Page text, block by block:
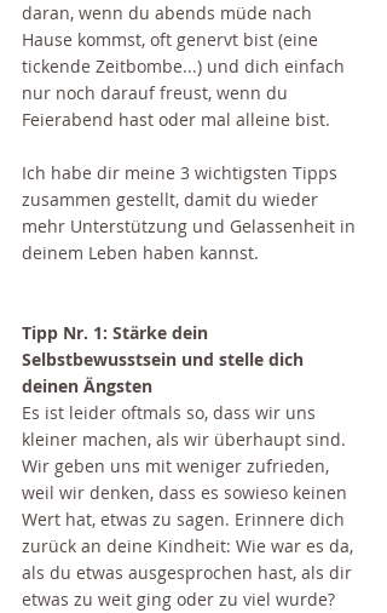
daran, wenn du abends müde nach
Hause kommst, oft genervt bist (eine
tickende Zeitbombe...) und dich einfach
nur noch darauf freust, wenn du
Feierabend hast oder mal alleine bist.
Ich habe dir meine 3 wichtigsten Tipps
zusammen gestellt, damit du wieder
mehr Unterstützung und Gelassenheit in
deinem Leben haben kannst.
Tipp Nr. 1: Stärke dein
Selbstbewusstsein und stelle dich
deinen Ängsten
Es ist leider oftmals so, dass wir uns
kleiner machen, als wir überhaupt sind.
Wir geben uns mit weniger zufrieden,
weil wir denken, dass es sowieso keinen
Wert hat, etwas zu sagen. Erinnere dich
zurück an deine Kindheit: Wie war es da,
als du etwas ausgesprochen hast, als dir
etwas zu weit ging oder zu viel wurde?